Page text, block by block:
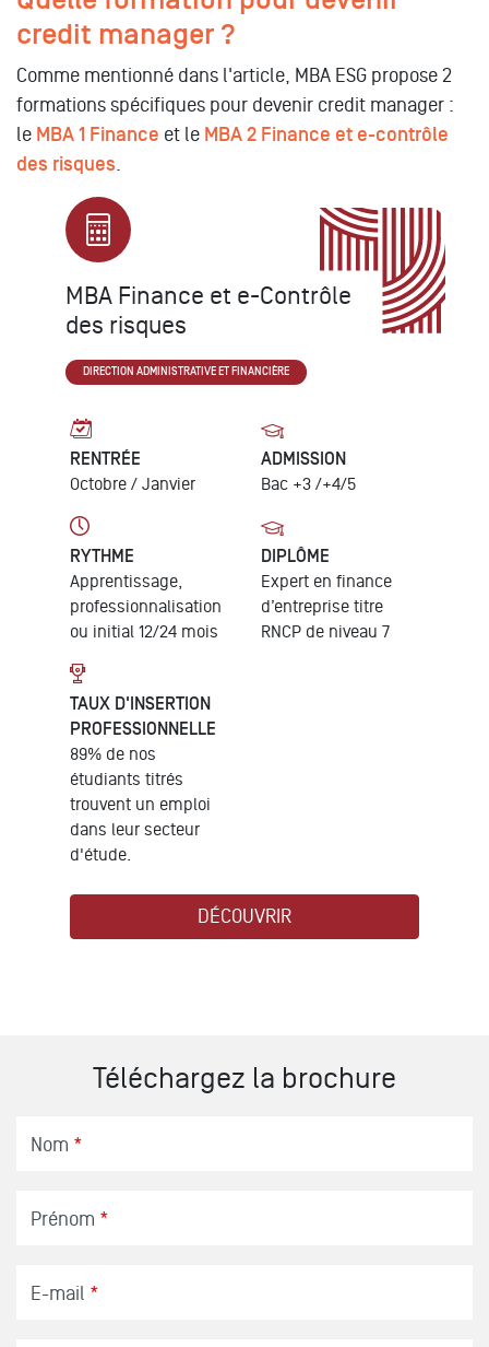
credit manager ?
Comme mentionné dans l'article, MBA ESG propose 2
formations spécifiques pour devenir credit manager :
le MBA 1 Finance et le MBA 2 Finance et e-contrôle
des risques.
MBA Finance et e-Contrôle
des risques
DIRECTION ADMINISTRATIVE ET FINANCIÈRE
RENTRÉE
Octobre / Janvier
ADMISSION
Bac +3 /+4/5
RYTHME
Apprentissage,
professionnalisation
ou initial 12/24 mois
DIPLÔME
Expert en finance
d’entreprise titre
RNCP de niveau 7
TAUX D'INSERTION
PROFESSIONNELLE
89% de nos
étudiants titrés
trouvent un emploi
dans leur secteur
d'étude.
DÉCOUVRIR
Téléchargez la brochure
Nom *
Prénom *
E-mail *